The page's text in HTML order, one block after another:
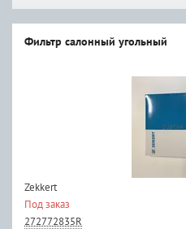
Фильтр салонный угольный
Zekkert
Под заказ
272772835R